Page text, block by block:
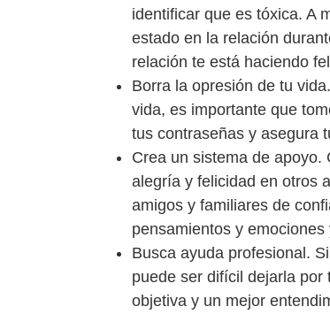
identificar que es tóxica. A
estado en la relación
relación te está haciendo
Borra la opresión de tu
vida, es importante que
tus contraseñas y asegura
Crea un sistema de
alegría y felicidad en otros
amigos y familiares de
pensamientos y
Busca ayuda profesional.
puede ser difícil dejarla
objetiva y un mejor